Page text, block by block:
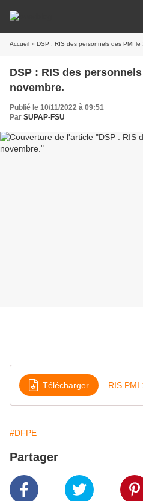
Accueil » DSP : RIS des personnels des PMI le
DSP : RIS des
novembre.
Publié le 10/11/2022 à 09:51
Par SUPAP-FSU
Télécharger RIS PMI
#DFPE
Partager